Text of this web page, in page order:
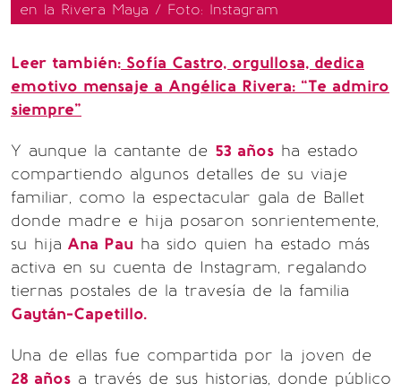
en la Rivera Maya / Foto: Instagram
Leer también: Sofía Castro, orgullosa, dedica
emotivo mensaje a Angélica Rivera: “Te admiro
siempre”
Y aunque la cantante de 53 años ha estado
compartiendo algunos detalles de su viaje
familiar, como la espectacular gala de Ballet
donde madre e hija posaron sonrientemente,
su hija Ana Pau ha sido quien ha estado más
activa en su cuenta de Instagram, regalando
tiernas postales de la travesía de la familia
Gaytán-Capetillo.
Una de ellas fue compartida por la joven de
28 años a través de sus historias, donde público